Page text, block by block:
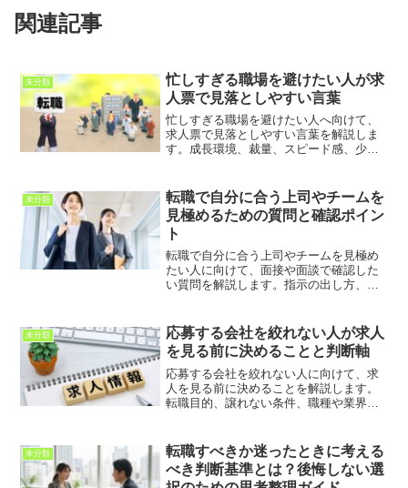
関連記事
未分類
忙しすぎる職場を避けたい人が求
人票で見落としやすい言葉
忙しすぎる職場を避けたい人へ向けて、
求人票で見落としやすい言葉を解説しま
す。成長環境、裁量、スピード感、少数
イントを紹介します。
未分類
転職で自分に合う上司やチームを
見極めるための質問と確認ポイン
ト
転職で自分に合う上司やチームを見極め
たい人に向けて、面接や面談で確認した
い質問を解説します。指示の出し方、相
マッチを防ぐ考え方を紹介します。
未分類
応募する会社を絞れない人が求人
を見る前に決めることと判断軸
応募する会社を絞れない人に向けて、求
人を見る前に決めることを解説します。
転職目的、譲れない条件、職種や業界、
介します。
未分類
転職すべきか迷ったときに考える
べき判断基準とは？後悔しない選